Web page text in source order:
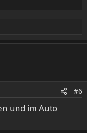
#6
und im Auto